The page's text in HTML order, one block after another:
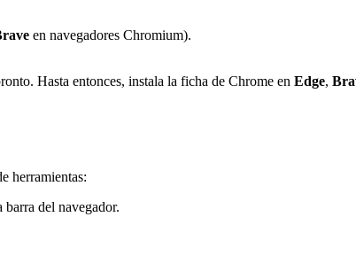
en navegadores Chromium).
Hasta entonces, instala la ficha de Chrome en Edge,
herramientas:
barra del navegador.